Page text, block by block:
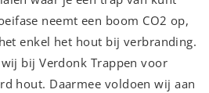
neemt een boom CO2 op,
enkel het hout bij verbranding.
bij Verdonk Trappen voor
hout. Daarmee voldoen wij aan